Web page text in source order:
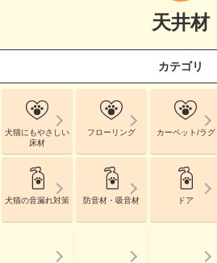
天井材
カテゴリ
犬猫にもやさしい
床材
フローリング カーペット/ラグ
犬猫の音漏れ対策 防音材・吸音材 ドア